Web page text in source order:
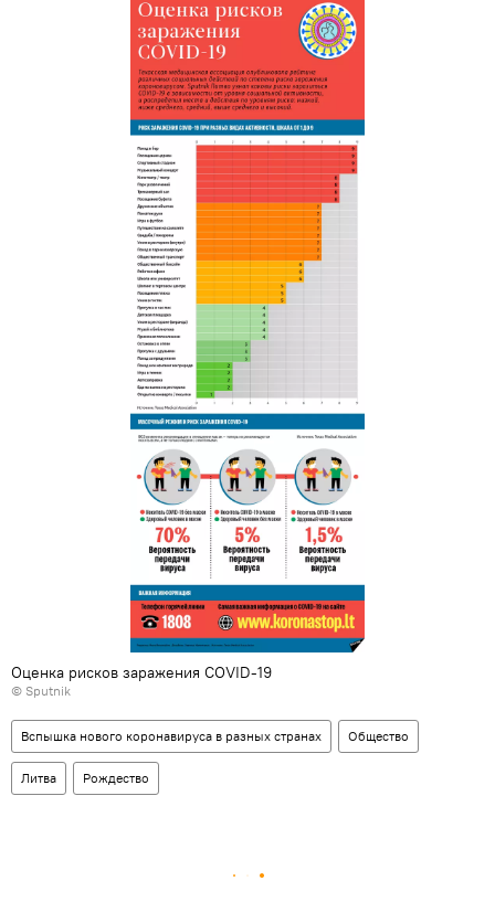
Оценка рисков заражения COVID-19
© Sputnik
Вспышка нового коронавируса в разных странах Общество
Литва Рождество